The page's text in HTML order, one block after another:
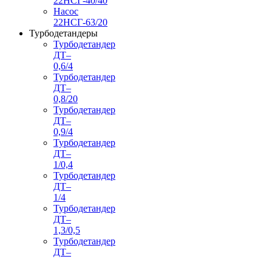
Насос
22НСГ-63/20
Турбодетандеры
Турбодетандер
ДТ–
0,6/4
Турбодетандер
ДТ–
0,8/20
Турбодетандер
ДТ–
0,9/4
Турбодетандер
ДТ–
1/0,4
Турбодетандер
ДТ–
1/4
Турбодетандер
ДТ–
1,3/0,5
Турбодетандер
ДТ–